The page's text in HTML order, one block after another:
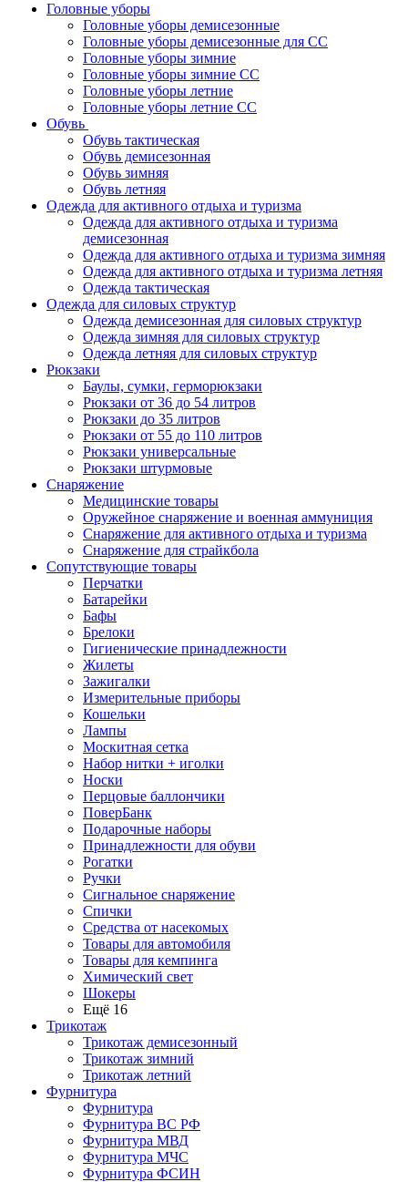
Головные уборы
Головные уборы демисезонные
Головные уборы демисезонные для СС
Головные уборы зимние
Головные уборы зимние СС
Головные уборы летние
Головные уборы летние СС
Обувь
Обувь тактическая
Обувь демисезонная
Обувь зимняя
Обувь летняя
Одежда для активного отдыха и туризма
Одежда для активного отдыха и туризма
демисезонная
Одежда для активного отдыха и туризма зимняя
Одежда для активного отдыха и туризма летняя
Одежда тактическая
Одежда для силовых структур
Одежда демисезонная для силовых структур
Одежда зимняя для силовых структур
Одежда летняя для силовых структур
Рюкзаки
Баулы, сумки, герморюкзаки
Рюкзаки от 36 до 54 литров
Рюкзаки до 35 литров
Рюкзаки от 55 до 110 литров
Рюкзаки универсальные
Рюкзаки штурмовые
Снаряжение
Медицинские товары
Оружейное снаряжение и военная аммуниция
Снаряжение для активного отдыха и туризма
Снаряжение для страйкбола
Сопутствующие товары
Перчатки
Батарейки
Бафы
Брелоки
Гигиенические принадлежности
Жилеты
Зажигалки
Измерительные приборы
Кошельки
Лампы
Москитная сетка
Набор нитки + иголки
Носки
Перцовые баллончики
ПоверБанк
Подарочные наборы
Принадлежности для обуви
Рогатки
Ручки
Сигнальное снаряжение
Спички
Средства от насекомых
Товары для автомобиля
Товары для кемпинга
Химический свет
Шокеры
Ещё 16
Трикотаж
Трикотаж демисезонный
Трикотаж зимний
Трикотаж летний
Фурнитура
Фурнитура
Фурнитура ВС РФ
Фурнитура МВД
Фурнитура МЧС
Фурнитура ФСИН